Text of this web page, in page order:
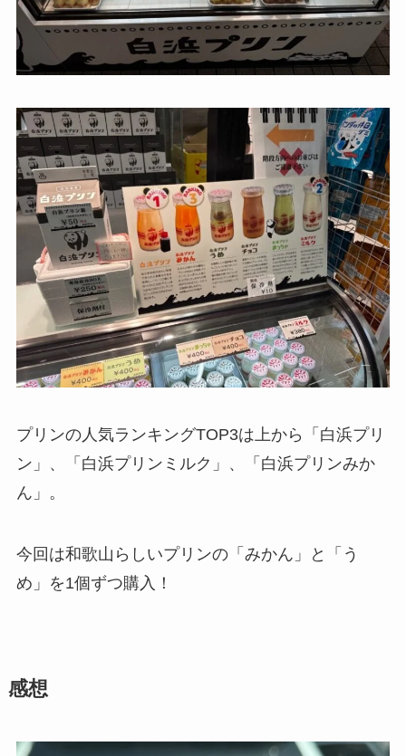
プリンの人気ランキングTOP3は上から「白浜プリ
ン」、「白浜プリンミルク」、「白浜プリンみか
ん」。
今回は和歌山らしいプリンの「みかん」と「う
め」を1個ずつ購入！
感想